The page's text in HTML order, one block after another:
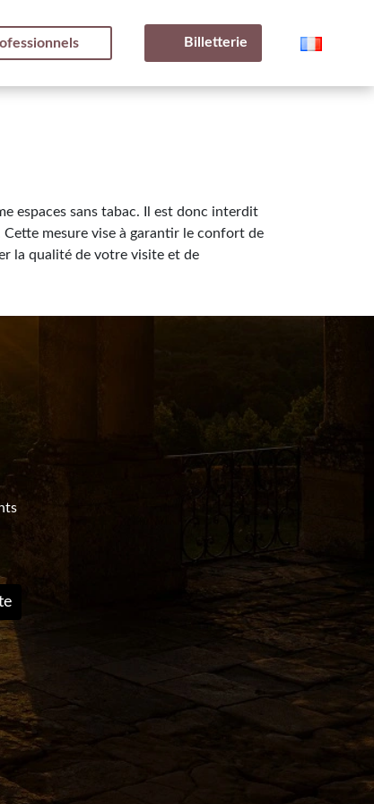
Billetterie
espaces sans tabac. Il est donc interdit
Cette mesure vise à garantir le confort de
la qualité de votre visite et de